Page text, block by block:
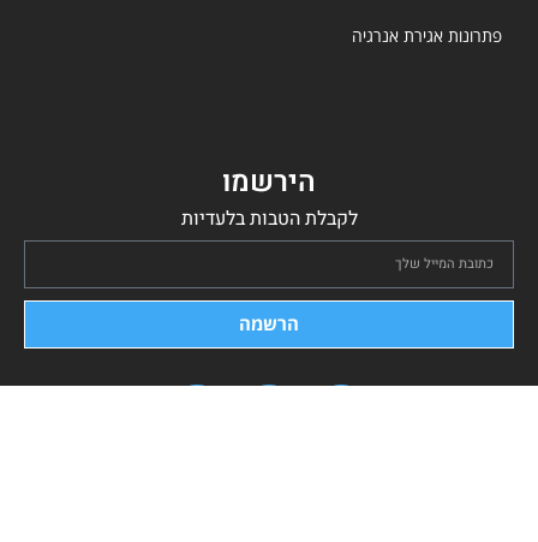
פתרונות אגירת אנרגיה
הירשמו
לקבלת הטבות בלעדיות
הרשמה